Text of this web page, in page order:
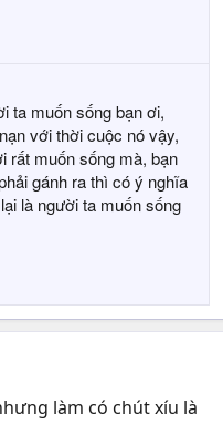
ta muốn sống bạn ơi,
với thời cuộc nó vậy,
rất muốn sống mà, bạn
gánh ra thì có ý nghĩa
là người ta muốn sống
làm có chút xíu là